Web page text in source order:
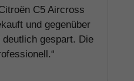
C5 Aircross
und gegenüber
deutlich gespart. Die